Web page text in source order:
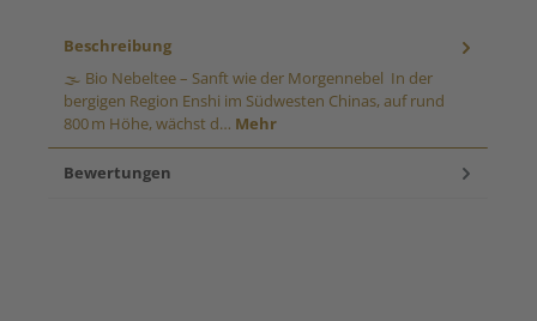
Beschreibung
🌫️ Bio Nebeltee – Sanft wie der Morgennebel In der
bergigen Region Enshi im Südwesten Chinas, auf rund
800 m Höhe, wächst d… Mehr
Bewertungen